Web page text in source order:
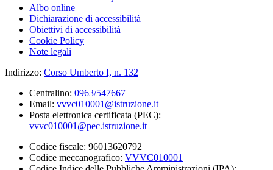
Albo online
Dichiarazione di accessibilità
Obiettivi di accessibilità
Cookie Policy
Note legali
Indirizzo: Corso Umberto I, n. 132
Centralino: 0963/547667
Email: vvvc010001@istruzione.it
Posta elettronica certificata (PEC):
vvvc010001@pec.istruzione.it
Codice fiscale: 96013620792
Codice meccanografico: VVVC010001